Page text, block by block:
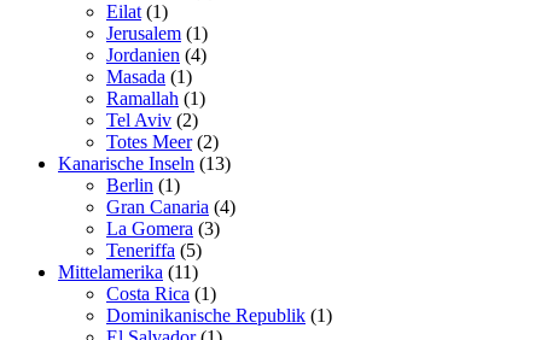
Eilat (1)
Jerusalem (1)
Jordanien (4)
Masada (1)
Ramallah (1)
Tel Aviv (2)
Totes Meer(2)
Kanarische Inseln (13)
Berlin (1)
Gran Canaria (4)
La Gomera (3)
Teneriffa (5)
Mittelamerika (11)
Costa Rica (1)
Dominikanische Republik (1)